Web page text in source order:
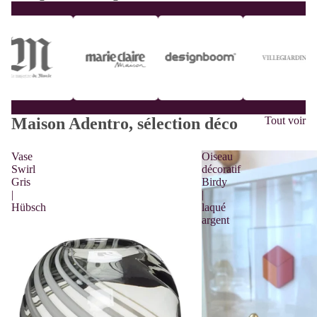
Maison Adentro, sélection déco Tout voir
Vase
Swirl
Gris
|
Hübsch
Oiseau
décoratif
Birdy
|
laqué
argent